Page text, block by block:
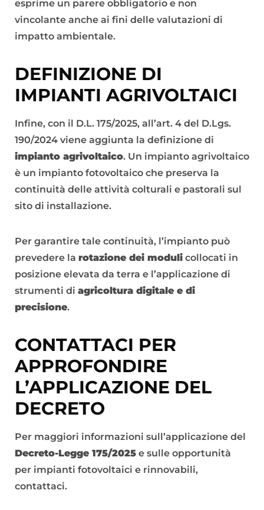
esprime un parere obbligatorio e non
vincolante anche ai fini delle valutazioni di
impatto ambientale.
DEFINIZIONE DI
IMPIANTI AGRIVOLTAICI
Infine, con il D.L. 175/2025, all’art. 4 del D.Lgs.
190/2024 viene aggiunta la definizione di
impianto agrivoltaico. Un impianto agrivoltaico
è un impianto fotovoltaico che preserva la
continuità delle attività colturali e pastorali sul
sito di installazione.
Per garantire tale continuità, l’impianto può
prevedere la rotazione dei moduli collocati in
posizione elevata da terra e l’applicazione di
strumenti di agricoltura digitale e di
precisione.
CONTATTACI PER
APPROFONDIRE
L’APPLICAZIONE DEL
DECRETO
Per maggiori informazioni sull’applicazione del
Decreto-Legge 175/2025 e sulle opportunità
per impianti fotovoltaici e rinnovabili,
contattaci.